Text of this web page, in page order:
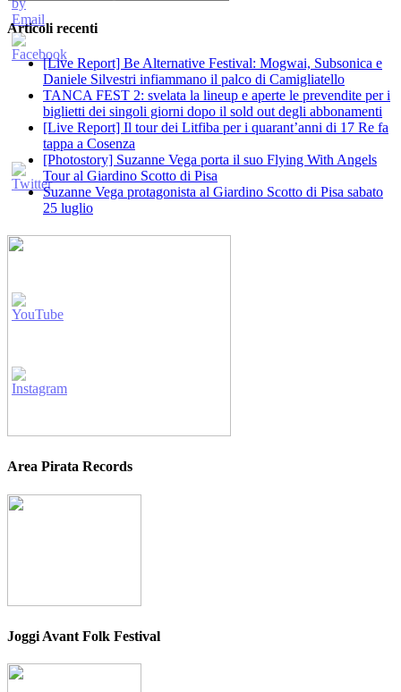
Articoli recenti
[Live Report] Be Alternative Festival: Mogwai, Subsonica e
Daniele Silvestri infiammano il palco di Camigliatello
TANCA FEST 2: svelata la lineup e aperte le prevendite per i
biglietti dei singoli giorni dopo il sold out degli abbonamenti
[Live Report] Il tour dei Litfiba per i quarant’anni di 17 Re fa
tappa a Cosenza
[Photostory] Suzanne Vega porta il suo Flying With Angels
Tour al Giardino Scotto di Pisa
Suzanne Vega protagonista al Giardino Scotto di Pisa sabato
25 luglio
Area Pirata Records
Joggi Avant Folk Festival